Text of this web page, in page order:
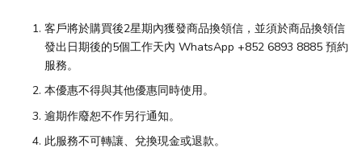
客戶將於購買後2星期內獲發商品換領信，並須於商品換領信
發出日期後的5個工作天內 WhatsApp +852 6893 8885 預約
服務。
本優惠不得與其他優惠同時使用。
逾期作廢恕不作另行通知。
此服務不可轉讓、兌換現金或退款。